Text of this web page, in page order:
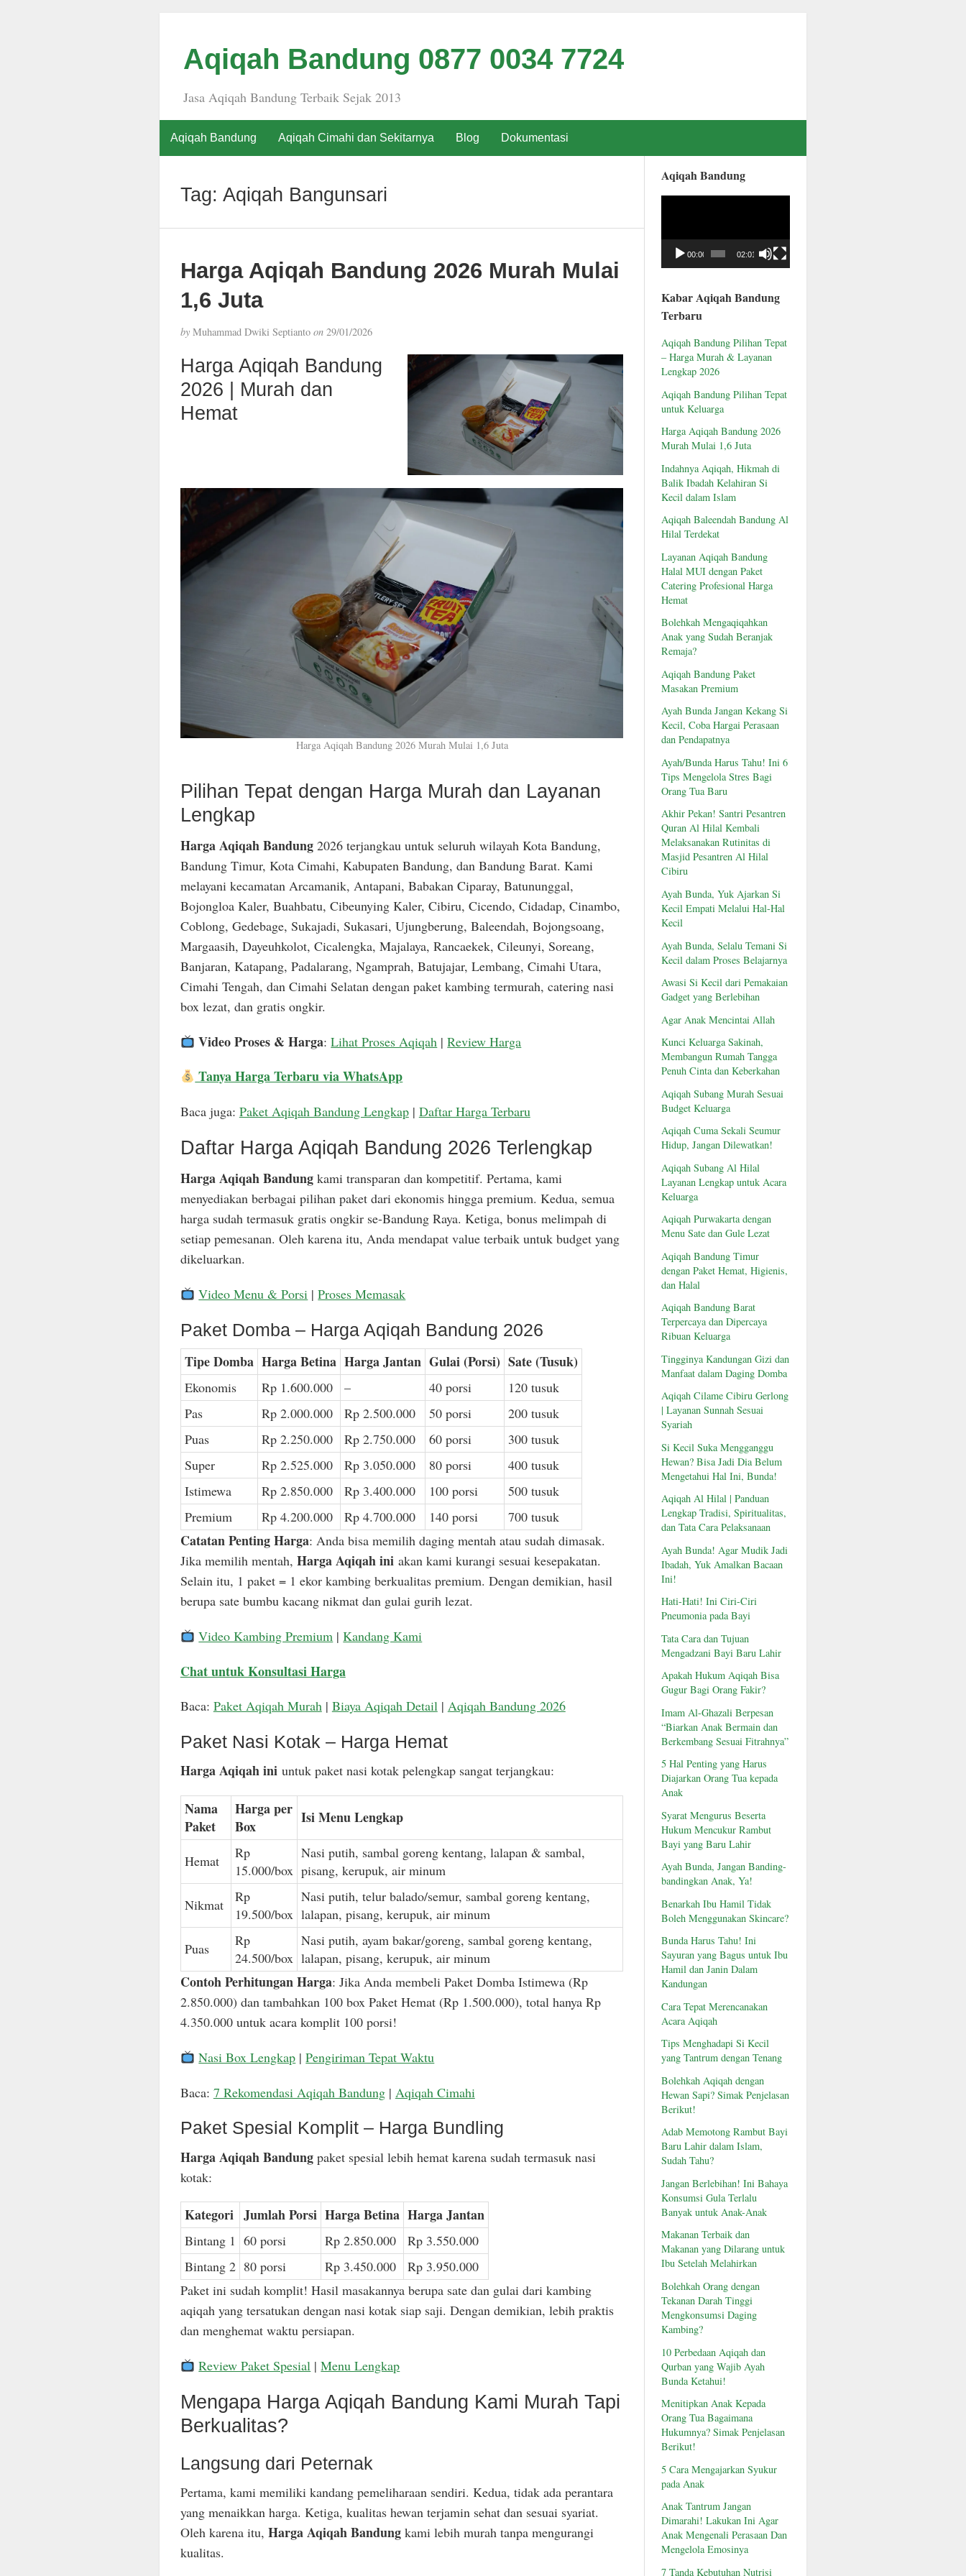
Aqiqah Bandung 0877 0034 7724
Jasa Aqiqah Bandung Terbaik Sejak 2013
Aqiqah Bandung Aqiqah Cimahi dan Sekitarnya Blog Dokumentasi
Tag: Aqiqah Bangunsari
Harga Aqiqah Bandung 2026 Murah Mulai
1,6 Juta
byMuhammad Dwiki Septianto on29/01/2026
Harga Aqiqah Bandung
2026 | Murah dan
Hemat
Harga Aqiqah Bandung 2026 Murah Mulai 1,6 Juta
Pilihan Tepat dengan Harga Murah dan Layanan
Lengkap
Harga Aqiqah Bandung2026 terjangkau untuk seluruh wilayah Kota Bandung,
Bandung Timur, Kota Cimahi, Kabupaten Bandung, dan Bandung Barat. Kami
melayani kecamatan Arcamanik, Antapani, Babakan Ciparay, Batununggal,
Bojongloa Kaler, Buahbatu, Cibeunying Kaler, Cibiru, Cicendo, Cidadap, Cinambo,
Coblong, Gedebage, Sukajadi, Sukasari, Ujungberung, Baleendah, Bojongsoang,
Margaasih, Dayeuhkolot, Cicalengka, Majalaya, Rancaekek, Cileunyi, Soreang,
Banjaran, Katapang, Padalarang, Ngamprah, Batujajar, Lembang, Cimahi Utara,
Cimahi Tengah, dan Cimahi Selatan dengan paket kambing termurah, catering nasi
box lezat, dan gratis ongkir.
Video Proses & Harga:Lihat Proses Aqiqah |Review Harga
Tanya Harga Terbaru via WhatsApp
Baca juga: Paket Aqiqah Bandung Lengkap| Daftar Harga Terbaru
Daftar Harga Aqiqah Bandung 2026 Terlengkap
Harga Aqiqah Bandungkami transparan dan kompetitif. Pertama, kami
menyediakan berbagai pilihan paket dari ekonomis hingga premium. Kedua, semua
harga sudah termasuk gratis ongkir se-Bandung Raya. Ketiga, bonus melimpah di
setiap pemesanan. Oleh karena itu, Anda mendapat value terbaik untuk budget yang
dikeluarkan.
Video Menu & Porsi |Proses Memasak
Paket Domba – Harga Aqiqah Bandung 2026
Tipe Domba Harga Betina Harga Jantan Gulai (Porsi) Sate (Tusuk)
Ekonomis Rp 1.600.000 – 40 porsi
120 tusuk
Pas
Rp 2.000.000 Rp 2.500.000 50 porsi
200 tusuk
Puas
Rp 2.250.000 Rp 2.750.000 60 porsi
300 tusuk
Super
Rp 2.525.000 Rp 3.050.000 80 porsi
400 tusuk
Istimewa
Rp 2.850.000 Rp 3.400.000 100 porsi
500 tusuk
Premium
Rp 4.200.000 Rp 4.700.000 140 porsi 700 tusuk
Catatan Penting Harga: Anda bisa memilih daging mentah atau sudah dimasak.
Jika memilih mentah, Harga Aqiqah iniakan kami kurangi sesuai kesepakatan.
Selain itu, 1 paket = 1 ekor kambing berkualitas premium. Dengan demikian, hasil
berupa sate bumbu kacang nikmat dan gulai gurih lezat.
Video Kambing Premium |Kandang Kami
Chat untuk Konsultasi Harga
Baca: Paket Aqiqah Murah| Biaya Aqiqah Detail| Aqiqah Bandung 2026
Paket Nasi Kotak – Harga Hemat
Harga Aqiqah iniuntuk paket nasi kotak pelengkap sangat terjangkau:
Nama
Paket
Harga per
Box
Isi Menu Lengkap
Hemat
Rp
15.000/box
Nasi putih, sambal goreng kentang, lalapan & sambal,
pisang, kerupuk, air minum
Nikmat
Rp
19.500/box
Nasi putih, telur balado/semur, sambal goreng kentang,
lalapan, pisang, kerupuk, air minum
Puas
Rp
24.500/box
Nasi putih, ayam bakar/goreng, sambal goreng kentang,
lalapan, pisang, kerupuk, air minum
Contoh Perhitungan Harga: Jika Anda membeli Paket Domba Istimewa (Rp
2.850.000) dan tambahkan 100 box Paket Hemat (Rp 1.500.000), total hanya Rp
4.350.000 untuk acara komplit 100 porsi!
Nasi Box Lengkap |Pengiriman Tepat Waktu
Baca: 7 Rekomendasi Aqiqah Bandung| Aqiqah Cimahi
Paket Spesial Komplit – Harga Bundling
Harga Aqiqah Bandungpaket spesial lebih hemat karena sudah termasuk nasi
kotak:
Kategori Jumlah Porsi Harga Betina Harga Jantan
Bintang 1 60 porsi Rp 2.850.000
Rp 3.550.000
Bintang 2 80 porsi Rp 3.450.000
Rp 3.950.000
Paket ini sudah komplit! Hasil masakannya berupa sate dan gulai dari kambing
aqiqah yang tersatukan dengan nasi kotak siap saji. Dengan demikian, lebih praktis
dan menghemat waktu persiapan.
Review Paket Spesial |Menu Lengkap
Mengapa Harga Aqiqah Bandung Kami Murah Tapi
Berkualitas?
Langsung dari Peternak
Pertama, kami memiliki kandang pemeliharaan sendiri. Kedua, tidak ada perantara
yang menaikkan harga. Ketiga, kualitas hewan terjamin sehat dan sesuai syariat.
Oleh karena itu, Harga Aqiqah Bandungkami lebih murah tanpa mengurangi
kualitas.
Aqiqah Bandung
00:00 02:01
Kabar Aqiqah Bandung
Terbaru
Aqiqah Bandung Pilihan Tepat
– Harga Murah & Layanan
Lengkap 2026
Aqiqah Bandung Pilihan Tepat
untuk Keluarga
Harga Aqiqah Bandung 2026
Murah Mulai 1,6 Juta
Indahnya Aqiqah, Hikmah di
Balik Ibadah Kelahiran Si
Kecil dalam Islam
Aqiqah Baleendah Bandung Al
Hilal Terdekat
Layanan Aqiqah Bandung
Halal MUI dengan Paket
Catering Profesional Harga
Hemat
Bolehkah Mengaqiqahkan
Anak yang Sudah Beranjak
Remaja?
Aqiqah Bandung Paket
Masakan Premium
Ayah Bunda Jangan Kekang Si
Kecil, Coba Hargai Perasaan
dan Pendapatnya
Ayah/Bunda Harus Tahu! Ini 6
Tips Mengelola Stres Bagi
Orang Tua Baru
Akhir Pekan! Santri Pesantren
Quran Al Hilal Kembali
Melaksanakan Rutinitas di
Masjid Pesantren Al Hilal
Cibiru
Ayah Bunda, Yuk Ajarkan Si
Kecil Empati Melalui Hal-Hal
Kecil
Ayah Bunda, Selalu Temani Si
Kecil dalam Proses Belajarnya
Awasi Si Kecil dari Pemakaian
Gadget yang Berlebihan
Agar Anak Mencintai Allah
Kunci Keluarga Sakinah,
Membangun Rumah Tangga
Penuh Cinta dan Keberkahan
Aqiqah Subang Murah Sesuai
Budget Keluarga
Aqiqah Cuma Sekali Seumur
Hidup, Jangan Dilewatkan!
Aqiqah Subang Al Hilal
Layanan Lengkap untuk Acara
Keluarga
Aqiqah Purwakarta dengan
Menu Sate dan Gule Lezat
Aqiqah Bandung Timur
dengan Paket Hemat, Higienis,
dan Halal
Aqiqah Bandung Barat
Terpercaya dan Dipercaya
Ribuan Keluarga
Tingginya Kandungan Gizi dan
Manfaat dalam Daging Domba
Aqiqah Cilame Cibiru Gerlong
| Layanan Sunnah Sesuai
Syariah
Si Kecil Suka Mengganggu
Hewan? Bisa Jadi Dia Belum
Mengetahui Hal Ini, Bunda!
Aqiqah Al Hilal | Panduan
Lengkap Tradisi, Spiritualitas,
dan Tata Cara Pelaksanaan
Ayah Bunda! Agar Mudik Jadi
Ibadah, Yuk Amalkan Bacaan
Ini!
Hati-Hati! Ini Ciri-Ciri
Pneumonia pada Bayi
Tata Cara dan Tujuan
Mengadzani Bayi Baru Lahir
Apakah Hukum Aqiqah Bisa
Gugur Bagi Orang Fakir?
Imam Al-Ghazali Berpesan
“Biarkan Anak Bermain dan
Berkembang Sesuai Fitrahnya”
5 Hal Penting yang Harus
Diajarkan Orang Tua kepada
Anak
Syarat Mengurus Beserta
Hukum Mencukur Rambut
Bayi yang Baru Lahir
Ayah Bunda, Jangan Banding-
bandingkan Anak, Ya!
Benarkah Ibu Hamil Tidak
Boleh Menggunakan Skincare?
Bunda Harus Tahu! Ini
Sayuran yang Bagus untuk Ibu
Hamil dan Janin Dalam
Kandungan
Cara Tepat Merencanakan
Acara Aqiqah
Tips Menghadapi Si Kecil
yang Tantrum dengan Tenang
Bolehkah Aqiqah dengan
Hewan Sapi? Simak Penjelasan
Berikut!
Adab Memotong Rambut Bayi
Baru Lahir dalam Islam,
Sudah Tahu?
Jangan Berlebihan! Ini Bahaya
Konsumsi Gula Terlalu
Banyak untuk Anak-Anak
Makanan Terbaik dan
Makanan yang Dilarang untuk
Ibu Setelah Melahirkan
Bolehkah Orang dengan
Tekanan Darah Tinggi
Mengkonsumsi Daging
Kambing?
10 Perbedaan Aqiqah dan
Qurban yang Wajib Ayah
Bunda Ketahui!
Menitipkan Anak Kepada
Orang Tua Bagaimana
Hukumnya? Simak Penjelasan
Berikut!
5 Cara Mengajarkan Syukur
pada Anak
Anak Tantrum Jangan
Dimarahi! Lakukan Ini Agar
Anak Mengenali Perasaan Dan
Mengelola Emosinya
7 Tanda Kebutuhan Nutrisi